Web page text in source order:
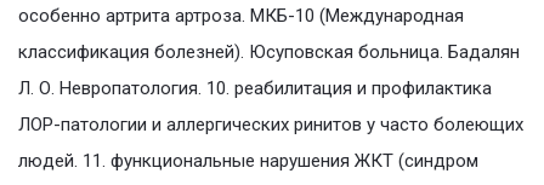
особенно артрита артроза. МКБ-10 (Международная
классификация болезней). Юсуповская больница. Бадалян
Л. О. Невропатология. 10. реабилитация и профилактика
ЛОР-патологии и аллергических ринитов у часто болеющих
людей. 11. функциональные нарушения ЖКТ (синдром